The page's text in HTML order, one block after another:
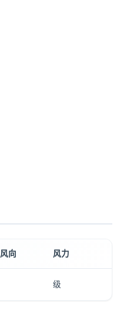
风向 风力
级